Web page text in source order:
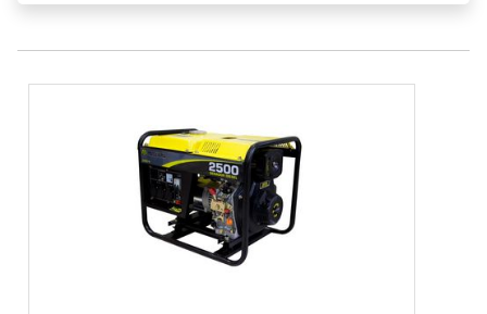
MANUTENÇÃO E SEGURANÇA
SOBRE ENERGIA24HORAS